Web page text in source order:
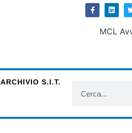
ARCHIVIO S.I.T.